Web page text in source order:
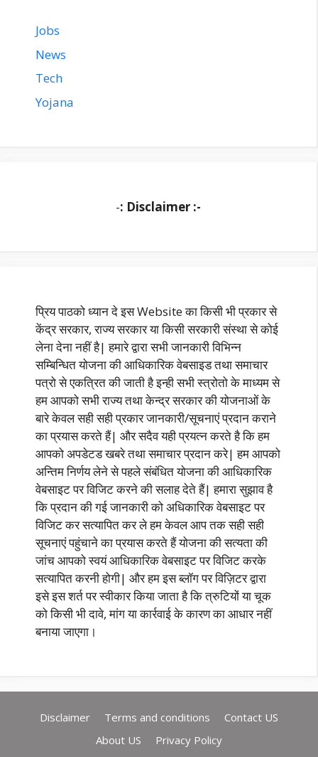
Jobs
News
Tech
Yojana
-: Disclaimer :-
प्रिय पाठको ध्यान दे इस Website का किसी भी प्रकार से
केंद्र सरकार, राज्य सरकार या किसी सरकारी संस्था से कोई
लेना देना नहीं है| हमारे द्वारा सभी जानकारी विभिन्न
सम्बिन्धित योजना की आधिकारिक वेबसाइड तथा समाचार
पत्रो से एकत्रित की जाती है इन्ही सभी स्त्रोतो के माध्यम से
हम आपको सभी राज्य तथा केन्द्र सरकार की योजनाओं के
बारे केवल सही सही प्रकार जानकारी/सूचनाएं प्रदान कराने
का प्रयास करते हैं| और सदैव यही प्रयत्न करते है कि हम
आपको अपडेटड खबरे तथा समाचार प्रदान करे| हम आपको
अन्तिम निर्णय लेने से पहले संबंधित योजना की आधिकारिक
वेबसाइट पर विजिट करने की सलाह देते हैं| हमारा सुझाव है
कि प्रदान की गई जानकारी को अधिकारिक वेबसाइट पर
विजिट कर सत्यापित कर ले हम केवल आप तक सही सही
सूचनाएं पहुंचाने का प्रयास करते हैं योजना की सत्यता की
जांच आपको स्वयं आधिकारिक वेबसाइट पर विजिट करके
सत्यापित करनी होगी| और हम इस ब्लॉग पर विज़िटर द्वारा
इसे इस शर्त पर स्वीकार किया जाता है कि त्रुटियों या चूक
को किसी भी दावे, मांग या कार्रवाई के कारण का आधार नहीं
बनाया जाएगा।
Disclaimer Terms and conditions
Contact US
About US
Privacy Policy